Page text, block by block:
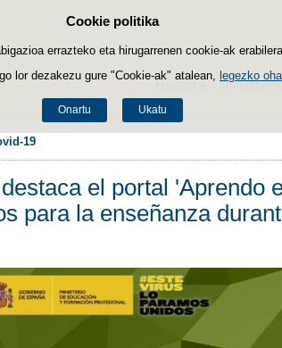
Cookie politika
errazteko eta hirugarrenen cookie-ak
lor dezakezu gure "Cookie-ak" atalean, legezko
Onartu Ukatu
Edukira salto egin
Hasiera
19
el portal 'Aprendo
para la enseñanza